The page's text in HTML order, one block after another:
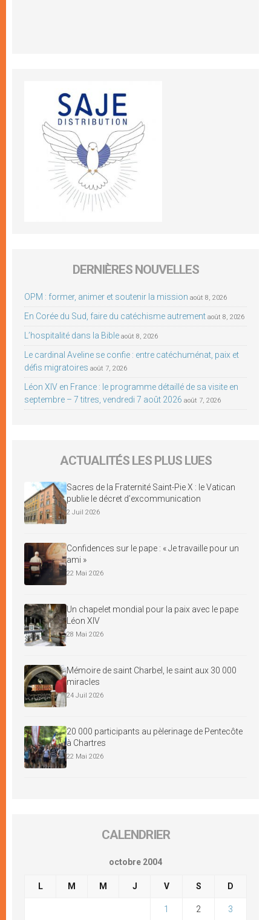
DERNIÈRES NOUVELLES
OPM : former, animer et soutenir la mission août 8, 2026
En Corée du Sud, faire du catéchisme autrement août 8, 2026
L’hospitalité dans la Bible août 8, 2026
Le cardinal Aveline se confie : entre catéchuménat, paix et
défis migratoires août 7, 2026
Léon XIV en France : le programme détaillé de sa visite en
septembre – 7 titres, vendredi 7 août 2026 août 7, 2026
ACTUALITÉS LES PLUS LUES
Sacres de la Fraternité Saint-Pie X : le Vatican
publie le décret d’excommunication
2 Juil 2026
Confidences sur le pape : « Je travaille pour un
ami »
22 Mai 2026
Un chapelet mondial pour la paix avec le pape
Léon XIV
28 Mai 2026
Mémoire de saint Charbel, le saint aux 30 000
miracles
24 Juil 2026
20 000 participants au pèlerinage de Pentecôte
à Chartres
22 Mai 2026
CALENDRIER
octobre 2004
L M M J V S D
1 2 3